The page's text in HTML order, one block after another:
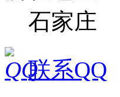
石家庄
联系QQ